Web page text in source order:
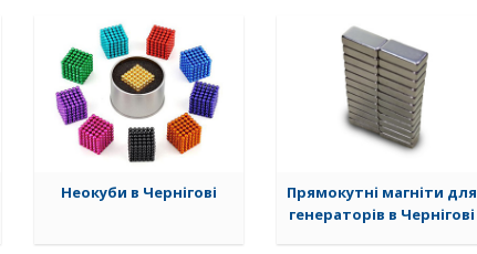
Неокуби в Чернігові
Прямокутні магніти для
генераторів в Чернігові